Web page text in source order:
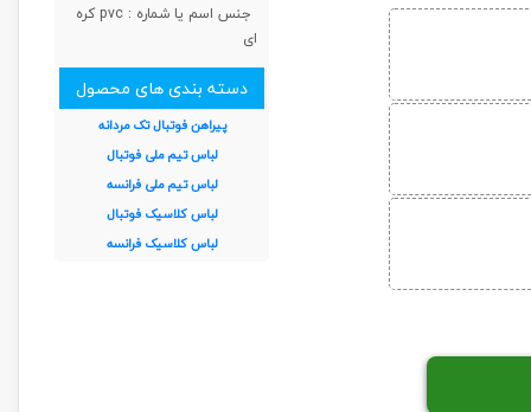
جنس اسم یا شماره :
pvc کره
ای
دسته بندی های محصول
پیراهن فوتبال تک مردانه
لباس تیم ملی فوتبال
لباس تیم ملی فرانسه
لباس کلاسیک فوتبال
لباس کلاسیک فرانسه